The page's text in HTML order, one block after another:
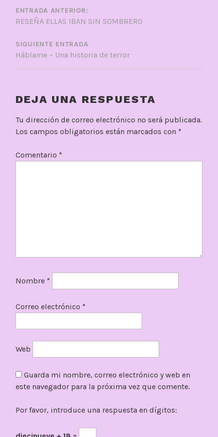
DE
ENTRADAS
ENTRADA ANTERIOR:
RESEÑA ELLAS IBAN SIN SOMBRERO
SIGUIENTE ENTRADA
Háblame – Una historia de terror
DEJA UNA RESPUESTA
Tu dirección de correo electrónico no será publicada.
Los campos obligatorios están marcados con *
Comentario *
Nombre *
Correo electrónico *
Web
Guarda mi nombre, correo electrónico y web en
este navegador para la próxima vez que comente.
Por favor, introduce una respuesta en dígitos: